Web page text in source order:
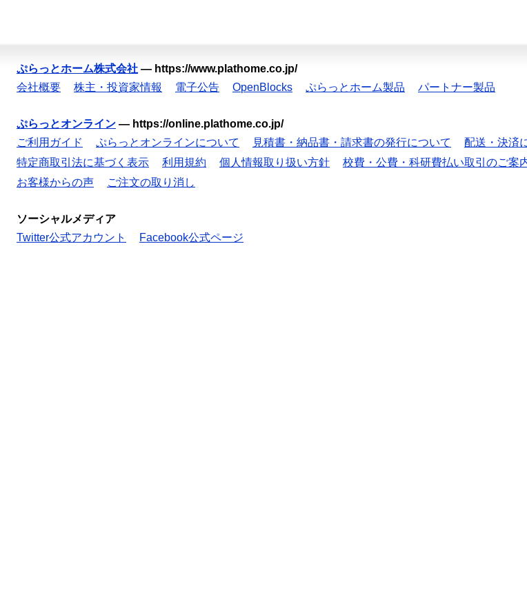
ぷらっとホーム株式会社 — https://www.plathome.co.jp/
会社概要
株主・投資家情報 電子公告 OpenBlocks ぷらっとホーム製品 パートナー製品
ぷらっとオンライン — https://online.plathome.co.jp/
ご利用ガイド
ぷらっとオンラインについて 見積書・納品書・請求書の発行について 配送・決済
特定商取引法に基づく表示
利用規約 個人情報取り扱い方針 校費・公費・科研費払い取引のご案
お客様からの声
ご注文の取り消し
ソーシャルメディア
Twitter公式アカウント
Facebook公式ページ